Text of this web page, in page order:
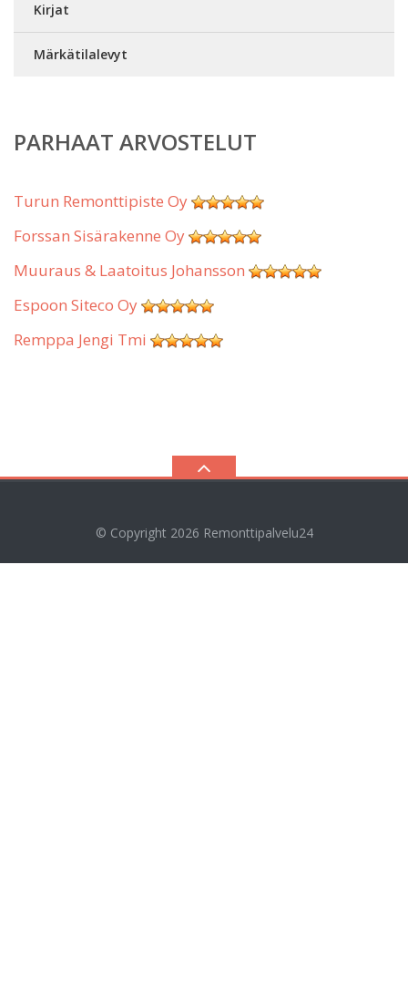
Kirjat
Märkätilalevyt
PARHAAT ARVOSTELUT
Turun Remonttipiste Oy
Forssan Sisärakenne Oy
Muuraus & Laatoitus Johansson
Espoon Siteco Oy
Remppa Jengi Tmi
© Copyright 2026 Remonttipalvelu24